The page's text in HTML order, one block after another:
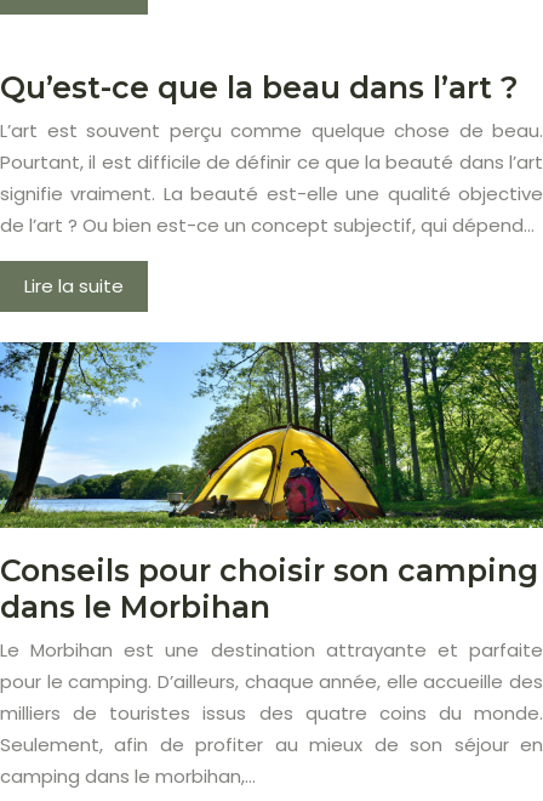
Qu’est-ce que la beau dans l’art ?
L’art est souvent perçu comme quelque chose de beau.
Pourtant, il est difficile de définir ce que la beauté dans l’art
signifie vraiment. La beauté est-elle une qualité objective
de l’art ? Ou bien est-ce un concept subjectif, qui dépend…
Lire la suite
Conseils pour choisir son camping
dans le Morbihan
Le Morbihan est une destination attrayante et parfaite
pour le camping. D’ailleurs, chaque année, elle accueille des
milliers de touristes issus des quatre coins du monde.
Seulement, afin de profiter au mieux de son séjour en
camping dans le morbihan,…